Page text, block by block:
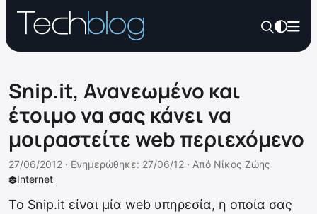
Snip.it, Ανανεωμένο και
έτοιμο να σας κάνει να
μοιραστείτε web περιεχόμενο
Internet
27/06/2012 · Ενημερώθηκε: 27/06/12 · Από Νίκος Ζώης
Το Snip.it είναι μία web υπηρεσία, η οποία σας